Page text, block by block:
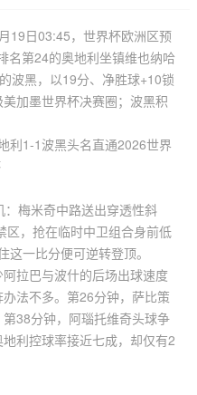
19日03:45，世界杯欧洲区预
名第24的奥地利坐镇维也纳哈
波黑，以19分、净胜球+10锁
加墨世界杯决赛圈；波黑积
梅米奇中路送出穿透性斜
区，抢在临时中卫组合身前低
一比分便可逆转登顶。
拉巴与波什的后场出球速度
法不多。第26分钟，萨比策
38分钟，阿瑙托维奇头球争
利控球率接近七成，却仅有2